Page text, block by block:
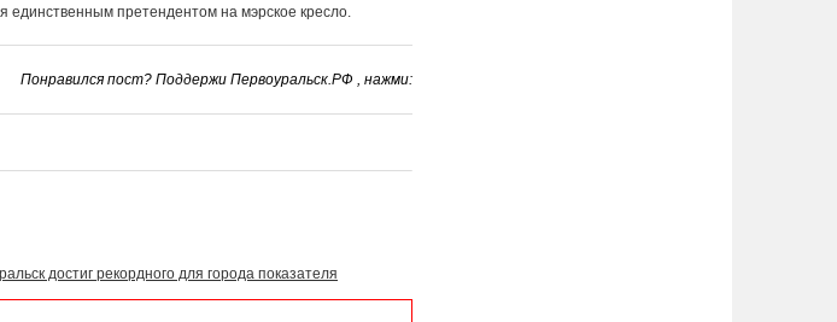
единственным претендентом на мэрское кресло.
Понравился пост? Поддержи Первоуральск.РФ , нажми:
достиг рекордного для города показателя